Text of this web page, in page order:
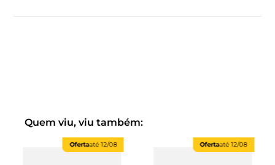
Quem viu, viu também:
Ofertaaté12/08 Ofertaaté12/08